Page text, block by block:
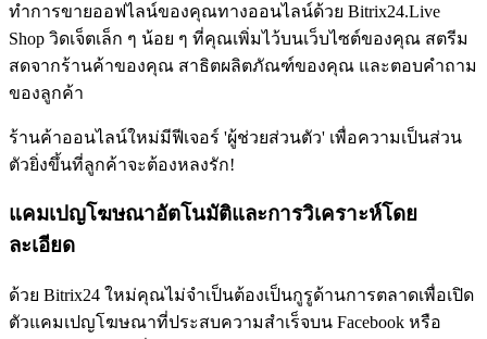
ทำการขายออฟไลน์ของคุณทางออนไลน์ด้วย Bitrix24.Live
Shop วิดเจ็ตเล็ก ๆ น้อย ๆ ที่คุณเพิ่มไว้บนเว็บไซต์ของคุณ สตรีม
สดจากร้านค้าของคุณ สาธิตผลิตภัณฑ์ของคุณ และตอบคำถาม
ของลูกค้า
ร้านค้าออนไลน์ใหม่มีฟีเจอร์ 'ผู้ช่วยส่วนตัว' เพื่อความเป็นส่วน
ตัวยิ่งขึ้นที่ลูกค้าจะต้องหลงรัก!
แคมเปญโฆษณาอัตโนมัติและการวิเคราะห์โดย
ละเอียด
ด้วย Bitrix24 ใหม่คุณไม่จำเป็นต้องเป็นกูรูด้านการตลาดเพื่อเปิด
ตัวแคมเปญโฆษณาที่ประสบความสำเร็จบน Facebook หรือ